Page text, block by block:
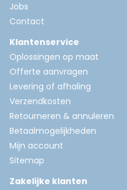
Jobs
Contact
Klantenservice
Oplossingen op maat
Offerte aanvragen
Levering of afhaling
Verzendkosten
Retourneren & annuleren
Betaalmogelijkheden
Mijn account
Sitemap
Zakelijke klanten